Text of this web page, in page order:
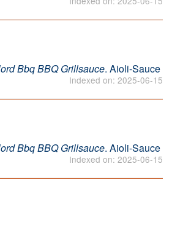
Bbq BBQ Grillsauce. Aioli-Sauce
Indexed on: 2025-06-15
Bbq BBQ Grillsauce. Aioli-Sauce
Indexed on: 2025-06-15